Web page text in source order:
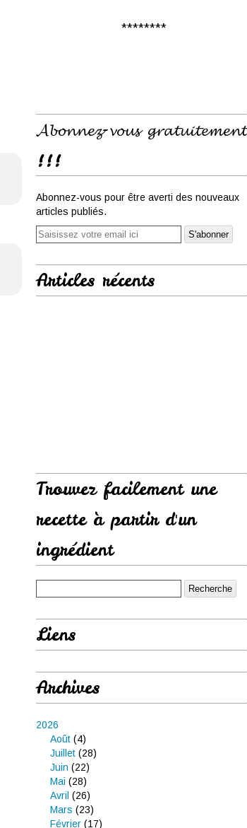
********
𝓐𝓫𝓸𝓷𝓷𝓮𝔃-𝓿𝓸𝓾𝓼 𝓰𝓻𝓪𝓽𝓾𝓲𝓽𝓮𝓶𝓮𝓷𝓽
!!!
Abonnez-vous pour être averti des nouveaux
articles publiés.
Articles récents
Trouvez facilement une
recette à partir d'un
ingrédient
Liens
Archives
2026
Août (4)
Juillet (28)
Juin (22)
Mai (28)
Avril (26)
Mars (23)
Février (17)